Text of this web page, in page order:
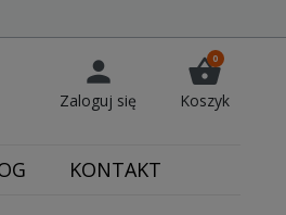
person
Zaloguj się
shopping_basket
0
Koszyk
KONTAKT